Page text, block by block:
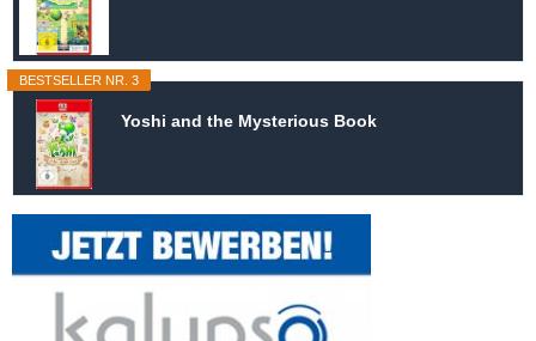
BESTSELLER NR. 3
Yoshi and the Mysterious Book